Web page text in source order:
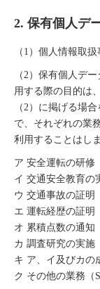
2. 保有個人デ
（1）個人情報取
（2）保有個人デ
用する際の目的は
（2）に掲げる場
で、それぞれの業
利用することはし
ア 安全運転の研修
イ 交通安全教育の
ウ 交通事故の証明
エ 運転経歴の証明
オ 累積点数の通知
カ 調査研究の実施
キ ア、イ及びカの
ク その他の業務（